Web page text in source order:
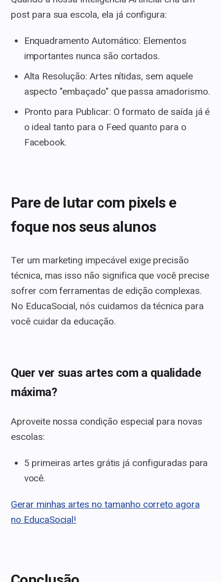
post para sua escola, ela já configura:
Enquadramento Automático: Elementos
importantes nunca são cortados.
Alta Resolução: Artes nítidas, sem aquele
aspecto "embaçado" que passa amadorismo.
Pronto para Publicar: O formato de saída já é
o ideal tanto para o Feed quanto para o
Facebook.
Pare de lutar com pixels e
foque nos seus alunos
Ter um marketing impecável exige precisão
técnica, mas isso não significa que você precise
sofrer com ferramentas de edição complexas.
No EducaSocial, nós cuidamos da técnica para
você cuidar da educação.
Quer ver suas artes com a qualidade
máxima?
Aproveite nossa condição especial para novas
escolas:
5 primeiras artes grátis já configuradas para
você.
Gerar minhas artes no tamanho correto agora
no EducaSocial!